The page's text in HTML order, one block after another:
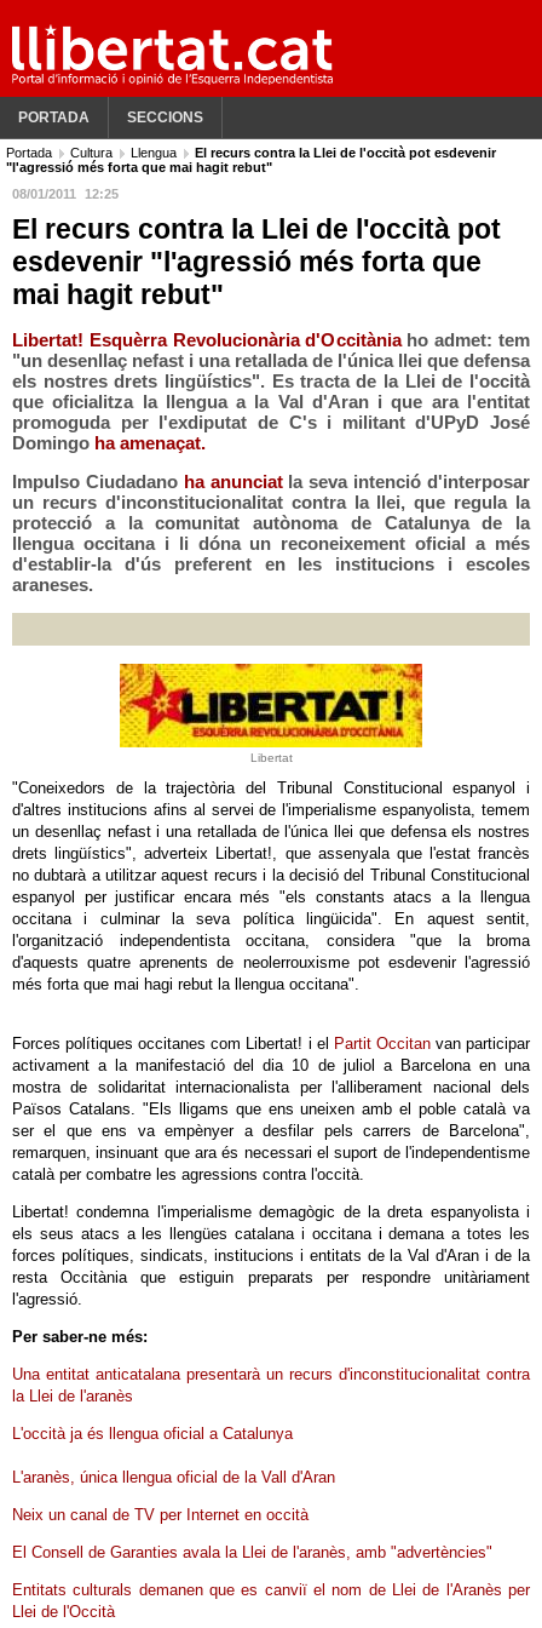
PORTADA SECCIONS
Portada Cultura Llengua
El recurs contra la Llei de l'occità pot esdevenir
"l'agressió més forta que mai hagit rebut"
08/01/2011
12:25
El recurs contra la Llei de l'occità pot
esdevenir "l'agressió més forta que
mai hagit rebut"
Libertat! Esquèrra Revolucionària d'Occitàniaho admet: tem
"un desenllaç nefast i una retallada de l'única llei que defensa
els nostres drets lingüístics". Es tracta de la Llei de l'occità
que oficialitza la llengua a la Val d'Aran i que ara l'entitat
promoguda per l'exdiputat de C's i militant d'UPyD José
Domingo ha amenaçat.
Impulso Ciudadano ha anunciatla seva intenció d'interposar
un recurs d'inconstitucionalitat contra la llei, que regula la
protecció a la comunitat autònoma de Catalunya de la
llengua occitana i li dóna un reconeixement oficial a més
d'establir-la d'ús preferent en les institucions i escoles
araneses.
Libertat
"Coneixedors de la trajectòria del Tribunal Constitucional espanyol i
d'altres institucions afins al servei de l'imperialisme espanyolista, temem
un desenllaç nefast i una retallada de l'única llei que defensa els nostres
drets lingüístics", adverteix Libertat!, que assenyala que l'estat francès
no dubtarà a utilitzar aquest recurs i la decisió del Tribunal Constitucional
espanyol per justificar encara més "els constants atacs a la llengua
occitana i culminar la seva política lingüicida". En aquest sentit,
l'organització independentista occitana, considera "que la broma
d'aquests quatre aprenents de neolerrouxisme pot esdevenir l'agressió
més forta que mai hagi rebut la llengua occitana".
Forces polítiques occitanes com Libertat! i el Partit Occitanvan participar
activament a la manifestació del dia 10 de juliol a Barcelona en una
mostra de solidaritat internacionalista per l'alliberament nacional dels
Països Catalans. "Els lligams que ens uneixen amb el poble català va
ser el que ens va empènyer a desfilar pels carrers de Barcelona",
remarquen, insinuant que ara és necessari el suport de l'independentisme
català per combatre les agressions contra l'occità.
Libertat! condemna l'imperialisme demagògic de la dreta espanyolista i
els seus atacs a les llengües catalana i occitana i demana a totes les
forces polítiques, sindicats, institucions i entitats de la Val d'Aran i de la
resta Occitània que estiguin preparats per respondre unitàriament
l'agressió.
Per saber-ne més:
Una entitat anticatalana presentarà un recurs d'inconstitucionalitat contra
la Llei de l'aranès
L'occità ja és llengua oficial a Catalunya
L'aranès, única llengua oficial de la Vall d'Aran
Neix un canal de TV per Internet en occità
El Consell de Garanties avala la Llei de l'aranès, amb "advertències"
Entitats culturals demanen que es canviï el nom de Llei de l'Aranès per
Llei de l'Occità